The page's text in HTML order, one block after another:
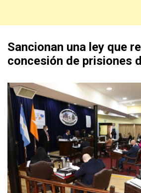
Sancionan una ley que
concesión de prisiones